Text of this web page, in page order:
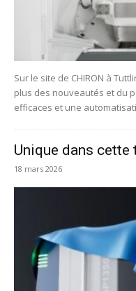
Sur le site de CHIRON à
plus des nouveautés et du
efficaces et une
Unique dans cette
18 mars 2026